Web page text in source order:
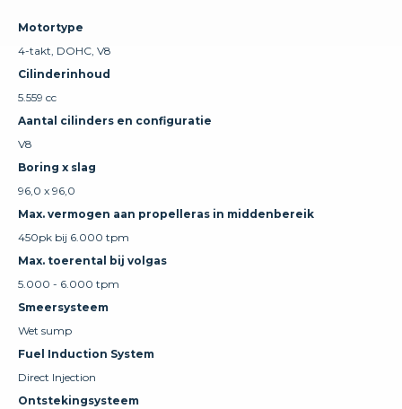
Motortype
4-takt, DOHC, V8
Cilinderinhoud
5.559 cc
Aantal cilinders en configuratie
V8
Boring x slag
96,0 x 96,0
Max. vermogen aan propelleras in middenbereik
450pk bij 6.000 tpm
Max. toerental bij volgas
5.000 - 6.000 tpm
Smeersysteem
Wet sump
Fuel Induction System
Direct Injection
Ontstekingsysteem